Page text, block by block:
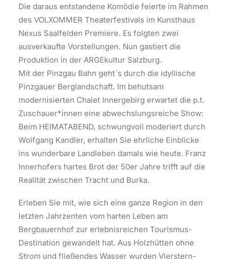
Die daraus entstandene Komödie feierte im Rahmen
des VOLXOMMER Theaterfestivals im Kunsthaus
Nexus Saalfelden Premiere. Es folgten zwei
ausverkaufte Vorstellungen. Nun gastiert die
Produktion in der ARGEkultur Salzburg.
Mit der Pinzgau Bahn geht´s durch die idyllische
Pinzgauer Berglandschaft. Im behutsam
modernisierten Chalet Innergebirg erwartet die p.t.
Zuschauer*innen eine abwechslungsreiche Show:
Beim HEIMATABEND, schwungvoll moderiert durch
Wolfgang Kandler, erhalten Sie ehrliche Einblicke
ins wunderbare Landleben damals wie heute. Franz
Innerhofers hartes Brot der 50er Jahre trifft auf die
Realität zwischen Tracht und Burka.
Erleben Sie mit, wie sich eine ganze Region in den
letzten Jahrzenten vom harten Leben am
Bergbauernhof zur erlebnisreichen Tourismus-
Destination gewandelt hat. Aus Holzhütten ohne
Strom und fließendes Wasser wurden Vierstern-